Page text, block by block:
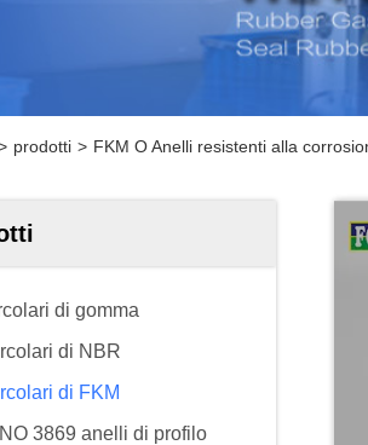
prodotti > FKM O Anelli resistenti alla
di gomma
di NBR
di FKM
3869 anelli di profilo